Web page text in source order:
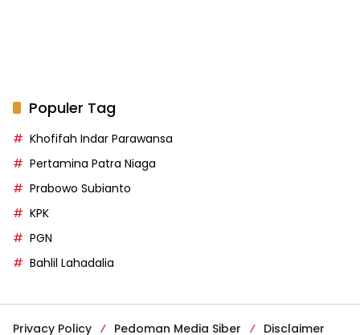
Populer Tag
Khofifah Indar Parawansa
Pertamina Patra Niaga
Prabowo Subianto
KPK
PGN
Bahlil Lahadalia
Privacy Policy Pedoman Media Siber Disclaimer